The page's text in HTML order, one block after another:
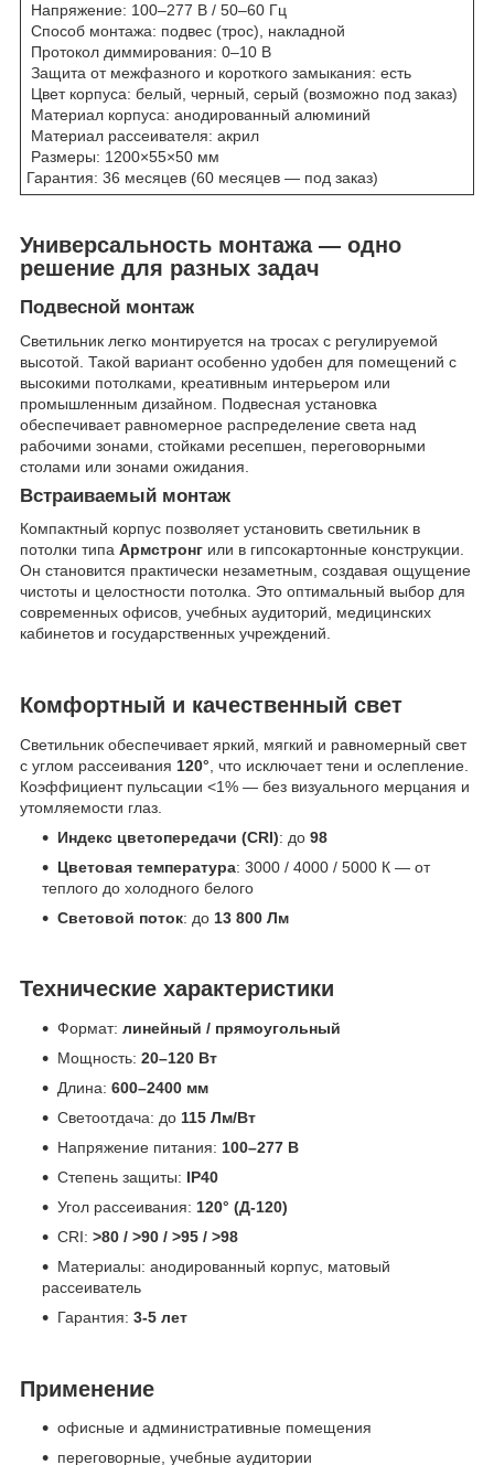
Напряжение: 100–277 В / 50–60 Гц
Способ монтажа: подвес (трос), накладной
Протокол диммирования: 0–10 В
Защита от межфазного и короткого замыкания: есть
Цвет корпуса: белый, черный, серый (возможно под заказ)
Материал корпуса: анодированный алюминий
Материал рассеивателя: акрил
Размеры: 1200×55×50 мм
Гарантия: 36 месяцев (60 месяцев — под заказ)
Универсальность монтажа — одно
решение для разных задач
Подвесной монтаж
Светильник легко монтируется на тросах с регулируемой
высотой. Такой вариант особенно удобен для помещений с
высокими потолками, креативным интерьером или
промышленным дизайном. Подвесная установка
обеспечивает равномерное распределение света над
рабочими зонами, стойками ресепшен, переговорными
столами или зонами ожидания.
Встраиваемый монтаж
Компактный корпус позволяет установить светильник в
потолки типа Армстронг или в гипсокартонные конструкции.
Он становится практически незаметным, создавая ощущение
чистоты и целостности потолка. Это оптимальный выбор для
современных офисов, учебных аудиторий, медицинских
кабинетов и государственных учреждений.
Комфортный и качественный свет
Светильник обеспечивает яркий, мягкий и равномерный свет
с углом рассеивания 120° , что исключает тени и ослепление.
Коэффициент пульсации <1% — без визуального мерцания и
утомляемости глаз.
Индекс цветопередачи (CRI): до 98
Цветовая температура: 3000 / 4000 / 5000 К — от
теплого до холодного белого
Световой поток: до 13 800 Лм
Технические характеристики
Формат: линейный / прямоугольный
Мощность: 20–120 Вт
Длина: 600–2400 мм
Светоотдача: до 115 Лм/Вт
Напряжение питания: 100–277 В
Степень защиты: IP40
Угол рассеивания: 120° (Д-120)
CRI: >80 / >90 / >95 / >98
Материалы: анодированный корпус, матовый
рассеиватель
Гарантия: 3-5 лет
Применение
офисные и административные помещения
переговорные, учебные аудитории